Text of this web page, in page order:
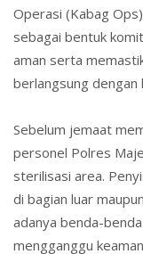
Operasi (Kabag
sebagai bentuk
aman serta
berlangsung
Sebelum jemaat
personel Polres
sterilisasi area.
di bagian luar
adanya benda-
mengganggu